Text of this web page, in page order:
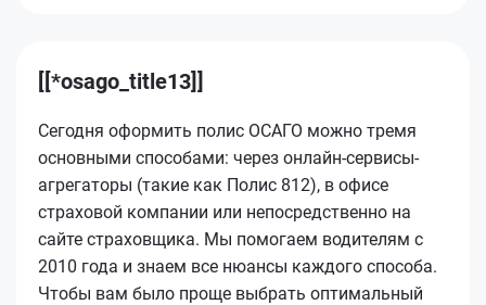
[[*osago_title13]]
Сегодня оформить полис ОСАГО можно тремя
основными способами: через онлайн-сервисы-
агрегаторы (такие как Полис 812), в офисе
страховой компании или непосредственно на
сайте страховщика. Мы помогаем водителям с
2010 года и знаем все нюансы каждого способа.
Чтобы вам было проще выбрать оптимальный